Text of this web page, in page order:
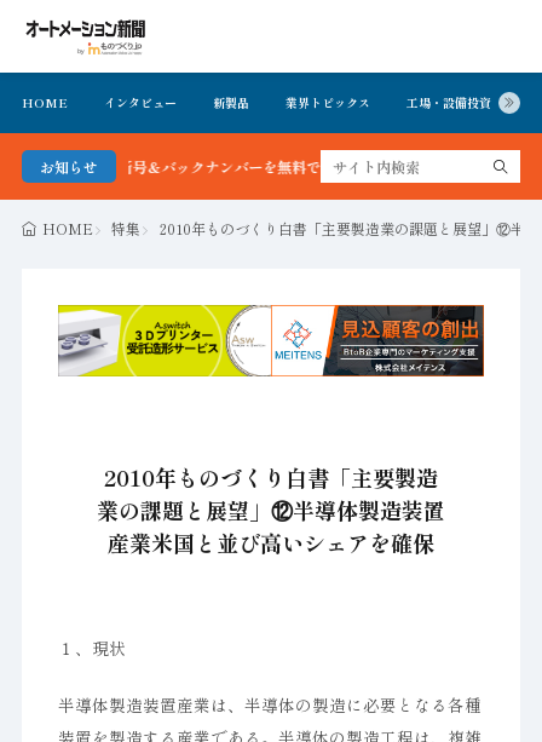
HOME インタビュー 新製品 業界トピックス 工場・設備投資
お知らせ
最新号＆バックナンバーを無料で公開中 詳細はこちら
HOME 特集 2010年ものづくり白書「主要製造業の課題と展望」⑫半
2010年ものづくり白書「主要製造
業の課題と展望」⑫半導体製造装置
産業米国と並び高いシェアを確保
１、現状
半導体製造装置産業は、半導体の製造に必要となる各種
装置を製造する産業である。半導体の製造工程は、複雑